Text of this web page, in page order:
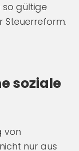
so gültige
Steuerreform.
soziale
von
nur aus